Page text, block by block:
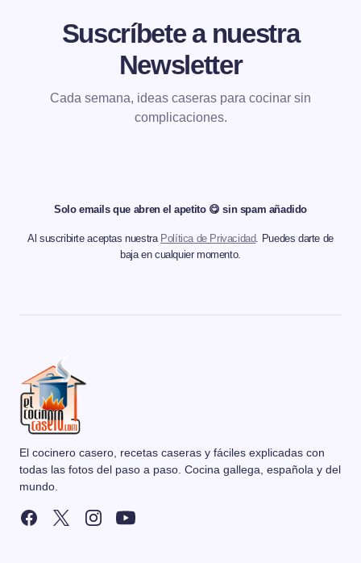
Suscríbete a nuestra
Newsletter
Cada semana, ideas caseras para cocinar sin
complicaciones.
Solo emails que abren el apetito 😋 sin spam añadido
Al suscribirte aceptas nuestra Política de Privacidad. Puedes darte de
baja en cualquier momento.
El cocinero casero, recetas caseras y fáciles explicadas con
todas las fotos del paso a paso. Cocina gallega, española y del
mundo.